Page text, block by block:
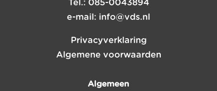
Tel.: 085-0043894
e-mail: info@vds.nl
Privacyverklaring
Algemene voorwaarden
Algemeen